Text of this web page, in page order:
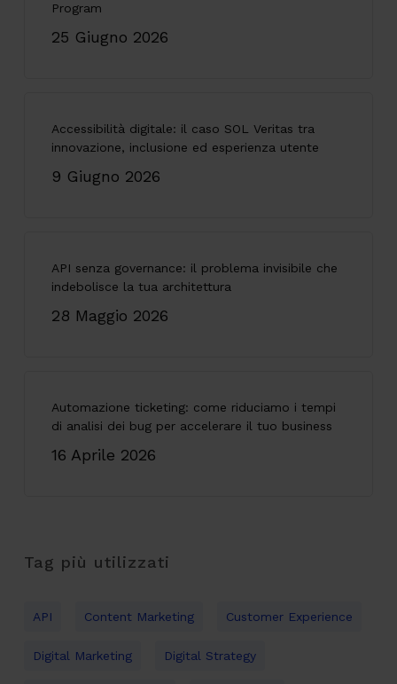
Program
25 Giugno 2026
Accessibilità digitale: il caso SOL Veritas tra
innovazione, inclusione ed esperienza utente
9 Giugno 2026
API senza governance: il problema invisibile che
indebolisce la tua architettura
28 Maggio 2026
Automazione ticketing: come riduciamo i tempi
di analisi dei bug per accelerare il tuo business
16 Aprile 2026
Tag più utilizzati
API Content Marketing Customer Experience
Digital Marketing Digital Strategy